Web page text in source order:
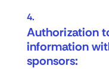
Authorization
information
sponsors: